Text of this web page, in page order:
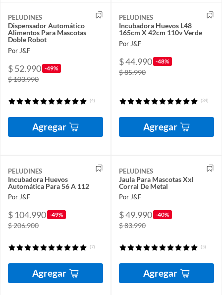
PELUDINES
Dispensador Automático
Alimentos Para Mascotas
Doble Robot
Por J&F
$ 52.990 -49%
$ 103.990
(4)
Agregar
PELUDINES
Incubadora Huevos L48
165cm X 42cm 110v Verde
Por J&F
$ 44.990 -48%
$ 85.990
(34)
Agregar
PELUDINES
Incubadora Huevos
Automática Para 56 A 112
Por J&F
$ 104.990 -49%
$ 206.900
(7)
Agregar
PELUDINES
Jaula Para Mascotas Xxl
Corral De Metal
Por J&F
$ 49.990 -40%
$ 83.990
(5)
Agregar